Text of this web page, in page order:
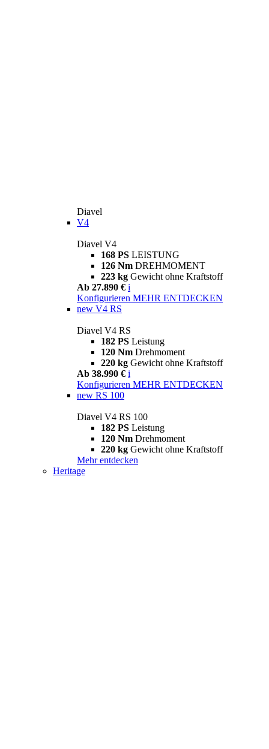
Diavel
V4
Diavel V4
168 PS LEISTUNG
126 Nm DREHMOMENT
223 kg Gewicht ohne Kraftstoff
Ab 27.890 € i
Konfigurieren MEHR ENTDECKEN
new V4 RS
Diavel V4 RS
182 PS Leistung
120 Nm Drehmoment
220 kg Gewicht ohne Kraftstoff
Ab 38.990 € i
Konfigurieren MEHR ENTDECKEN
new RS 100
Diavel V4 RS 100
182 PS Leistung
120 Nm Drehmoment
220 kg Gewicht ohne Kraftstoff
Mehr entdecken
Heritage